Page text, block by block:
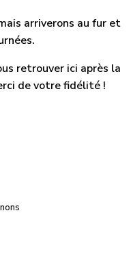
arriverons au fur et
retrouver ici après la
de votre fidélité !